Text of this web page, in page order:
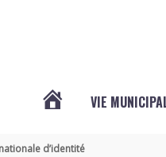
VIE
d’identité